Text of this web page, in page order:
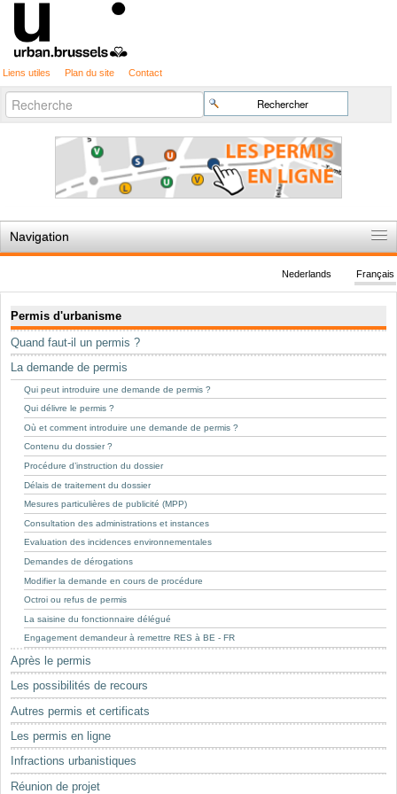
Liens utiles Plan du site Contact
Chercher par
Recherche
avancée…
Navigation
Règles du jeu
Permis d'urbanisme
Cartographie
Etudes et publications
Mots-clés
Renseignements urbanistiques
Français
Nederlands
Permis d'urbanisme
Quand faut-il un permis ?
La demande de permis
Qui peut introduire une demande de permis ?
Qui délivre le permis ?
Où et comment introduire une demande de permis ?
Contenu du dossier ?
Procédure d’instruction du dossier
Délais de traitement du dossier
Mesures particulières de publicité (MPP)
Consultation des administrations et instances
Evaluation des incidences environnementales
Demandes de dérogations
Modifier la demande en cours de procédure
Octroi ou refus de permis
La saisine du fonctionnaire délégué
Engagement demandeur à remettre RES à BE - FR
Après le permis
Les possibilités de recours
Autres permis et certificats
Les permis en ligne
Infractions urbanistiques
Réunion de projet